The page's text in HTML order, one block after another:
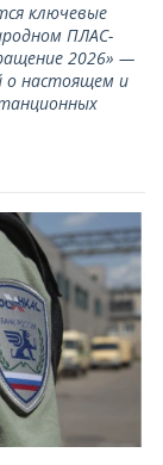
ключевые
ПЛАС-
2026» —
о настоящем и